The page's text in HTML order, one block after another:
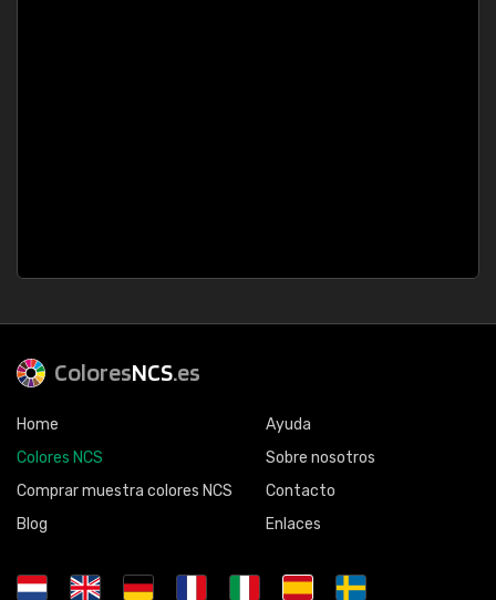
ColoresNCS.es
Home
Colores NCS
Comprar muestra colores NCS
Blog
Ayuda
Sobre nosotros
Contacto
Enlaces